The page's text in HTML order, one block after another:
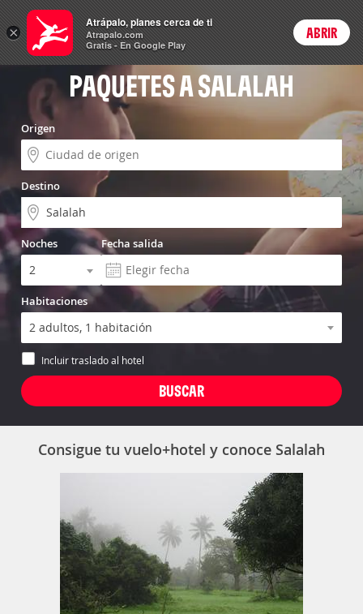
Vuelo+Hotel Login
PAQUETES A SALALAH
Origen
Destino
Noches Fecha salida
Habitaciones
Incluir traslado al hotel
Consigue tu vuelo+hotel y conoce Salalah
×
Atrápalo, planes cerca de ti
Atrapalo.com
Gratis - En Google Play
ABRIR